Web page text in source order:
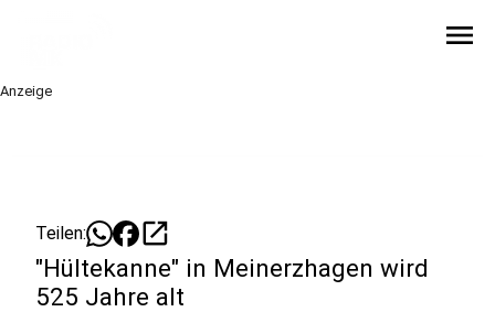
menu
Anzeige
Teilen: open_in_new
"Hültekanne" in Meinerzhagen wird
525 Jahre alt